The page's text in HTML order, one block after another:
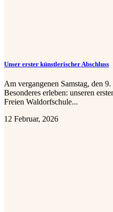
Unser erster künstlerischer Abschluss
Am vergangenen Samstag, den
Besonderes erleben: unseren
Freien Waldorfschule...
12 Februar, 2026